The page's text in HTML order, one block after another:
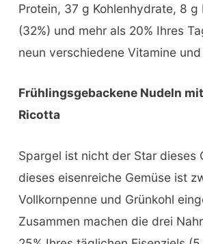
Protein, 37 g Kohlenhydrate, 8 g
(32%) und mehr als 20% Ihres
neun verschiedene Vitamine
Frühlingsgebackene Nudeln
Ricotta
Spargel ist nicht der Star dieses
dieses eisenreiche Gemüse ist
Vollkornpenne und Grünkohl
Zusammen machen die drei